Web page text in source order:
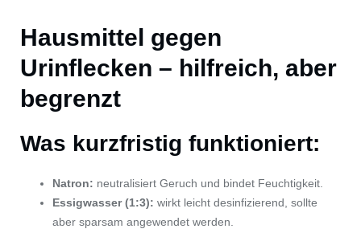
Hausmittel gegen
Urinflecken – hilfreich, aber
begrenzt
Was kurzfristig funktioniert:
Natron: neutralisiert Geruch und bindet Feuchtigkeit.
Essigwasser (1:3): wirkt leicht desinfizierend, sollte
aber sparsam angewendet werden.